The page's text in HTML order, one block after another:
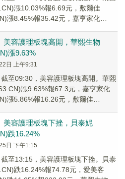
漲10.03%報6.69元，敷爾佳
漲8.45%報35.42元，嘉亨家化
美容護理板塊高開，華熙生物
漲9.63%
日 上午9:31
至09:30，美容護理板塊高開。華熙
漲9.63%報67.3元，嘉亨家化
漲5.86%報16.26元，敷爾佳
美容護理板塊下挫，貝泰妮
跌16.24%
日 下午1:15
至13:15，美容護理板塊下挫。貝泰
跌16.24%報74.78元，愛美客